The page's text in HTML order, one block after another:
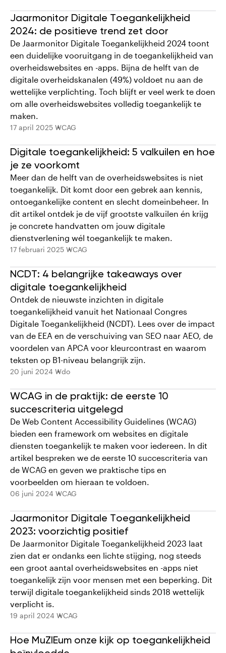
Jaarmonitor Digitale Toegankelijkheid
2024: de positieve trend zet door
De Jaarmonitor Digitale Toegankelijkheid 2024 toont
een duidelijke vooruitgang in de toegankelijkheid van
overheidswebsites en -apps. Bijna de helft van de
digitale overheidskanalen (49%) voldoet nu aan de
wettelijke verplichting. Toch blijft er veel werk te doen
om alle overheidswebsites volledig toegankelijk te
maken.
17 april 2025 WCAG
Digitale toegankelijkheid: 5 valkuilen en hoe
je ze voorkomt
Meer dan de helft van de overheidswebsites is niet
toegankelijk. Dit komt door een gebrek aan kennis,
ontoegankelijke content en slecht domeinbeheer. In
dit artikel ontdek je de vijf grootste valkuilen én krijg
je concrete handvatten om jouw digitale
dienstverlening wél toegankelijk te maken.
17 februari 2025 WCAG
NCDT: 4 belangrijke takeaways over
digitale toegankelijkheid
Ontdek de nieuwste inzichten in digitale
toegankelijkheid vanuit het Nationaal Congres
Digitale Toegankelijkheid (NCDT). Lees over de impact
van de EEA en de verschuiving van SEO naar AEO, de
voordelen van APCA voor kleurcontrast en waarom
teksten op B1-niveau belangrijk zijn.
20 juni 2024 Wdo
WCAG in de praktijk: de eerste 10
succescriteria uitgelegd
De Web Content Accessibility Guidelines (WCAG)
bieden een framework om websites en digitale
diensten toegankelijk te maken voor iedereen. In dit
artikel bespreken we de eerste 10 succescriteria van
de WCAG en geven we praktische tips en
voorbeelden om hieraan te voldoen.
06 juni 2024 WCAG
Jaarmonitor Digitale Toegankelijkheid
2023: voorzichtig positief
De Jaarmonitor Digitale Toegankelijkheid 2023 laat
zien dat er ondanks een lichte stijging, nog steeds
een groot aantal overheidswebsites en -apps niet
toegankelijk zijn voor mensen met een beperking. Dit
terwijl digitale toegankelijkheid sinds 2018 wettelijk
verplicht is.
19 april 2024 WCAG
Hoe MuZIEum onze kijk op toegankelijkheid